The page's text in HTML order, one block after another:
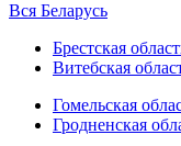
Вся Беларусь
Брестская
Витебская
Гомельская
Гродненская